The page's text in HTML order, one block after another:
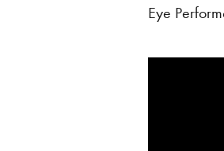
Eye